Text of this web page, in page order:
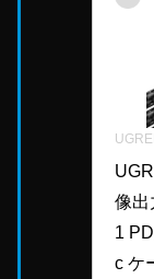
像出
1
c ケ